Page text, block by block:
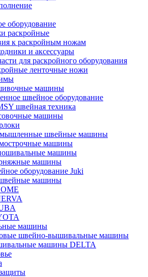
оборудование
раскройные
к раскройным ножам
и аксессуары
для раскройного оборудования
ленточные ножи
машины
швейное оборудование
швейная техника
машины
швейные машины
машины
машины
машины
оборудование Juki
машины
машины
швейно-вышивальные машины
машины DELTA